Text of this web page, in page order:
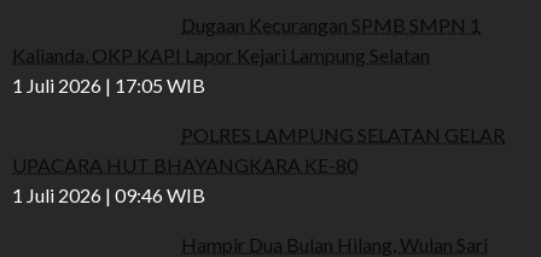
Dugaan Kecurangan SPMB SMPN 1
Kalianda, OKP KAPI Lapor Kejari Lampung Selatan
1 Juli 2026 | 17:05 WIB
POLRES LAMPUNG SELATAN GELAR
UPACARA HUT BHAYANGKARA KE-80
1 Juli 2026 | 09:46 WIB
Hampir Dua Bulan Hilang, Wulan Sari